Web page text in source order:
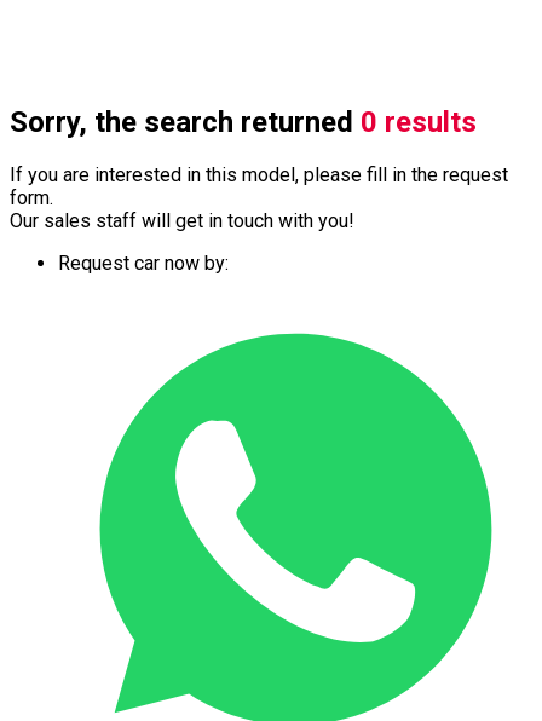
Sorry, the search returned 0 results
If you are interested in this model, please fill in the request
form.
Our sales staff will get in touch with you!
Request car now by: